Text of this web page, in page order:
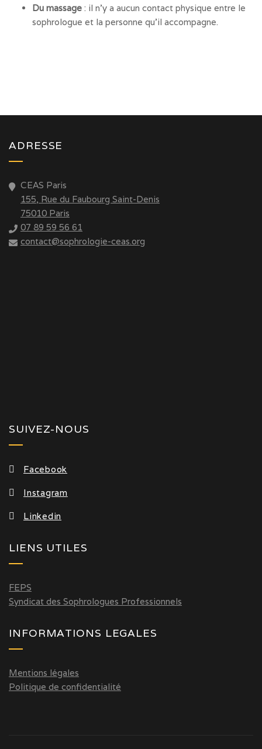
Du massage : il n’y a aucun contact physique entre le
sophrologue et la personne qu’il accompagne.
ADRESSE
CEAS Paris
155, Rue du Faubourg Saint-Denis
75010 Paris
07 89 59 56 61
contact@sophrologie-ceas.org
SUIVEZ-NOUS
Facebook
Instagram
Linkedin
LIENS UTILES
FEPS
Syndicat des Sophrologues Professionnels
INFORMATIONS LEGALES
Mentions légales
Politique de confidentialité